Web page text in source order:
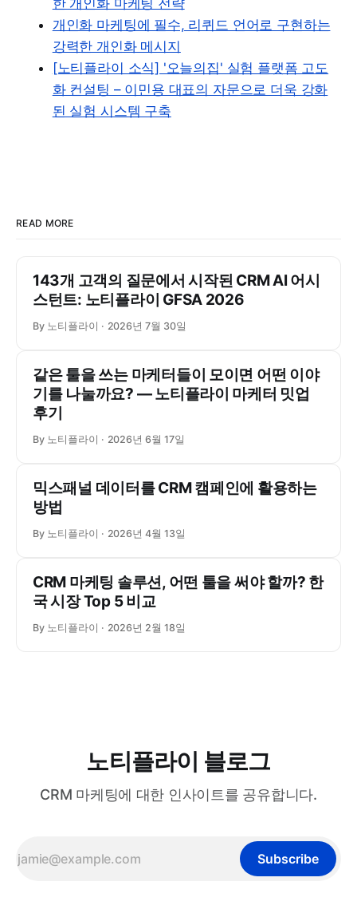
개인화 마케팅에 필수, 리퀴드 언어로 구현하는
강력한 개인화 메시지
[노티플라이 소식] '오늘의집' 실험 플랫폼 고도
화 컨설팅 – 이민용 대표의 자문으로 더욱 강화
된 실험 시스템 구축
READ MORE
143개 고객의 질문에서 시작된 CRM AI 어시
스턴트: 노티플라이 GFSA 2026
By 노티플라이 2026년 7월 30일
같은 툴을 쓰는 마케터들이 모이면 어떤 이야
기를 나눌까요? ― 노티플라이 마케터 밋업
후기
By 노티플라이 2026년 6월 17일
믹스패널 데이터를 CRM 캠페인에 활용하는
방법
By 노티플라이 2026년 4월 13일
CRM 마케팅 솔루션, 어떤 툴을 써야 할까? 한
국 시장 Top 5 비교
By 노티플라이 2026년 2월 18일
노티플라이 블로그
CRM 마케팅에 대한 인사이트를 공유합니다.
Subscribe